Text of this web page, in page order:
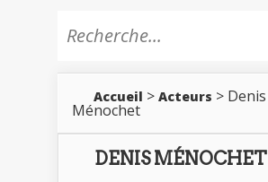
Accueil > Acteurs > Denis
Ménochet
DENIS MÉNOCHET